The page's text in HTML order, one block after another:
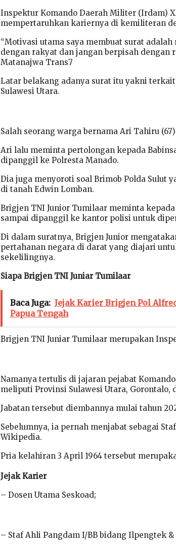
Inspektur Komando Daerah Militer (Irdam)
mempertaruhkan kariernya di kemiliteran
“Motivasi utama saya membuat surat
dengan rakyat dan jangan berpisah dengan
Matanajwa Trans7
Latar belakang adanya surat itu yakni
Sulawesi Utara.
Salah seorang warga bernama Ari Tahiru
Ari lalu meminta pertolongan kepada
dipanggil ke Polresta Manado.
Dia juga menyoroti soal Brimob Polda Sulut
di tanah Edwin Lomban.
Brigjen TNI Junior Tumilaar meminta
sampai dipanggil ke kantor polisi untuk
Di dalam suratnya, Brigjen Junior
pertahanan negara di darat yang diajari
sekelilingnya.
Siapa Brigjen TNI Juniar Tumilaar
Baca Juga: Jejak Karier Brigjen Pol
Papua Tengah
Brigjen TNI Juniar Tumilaar merupakan
Namanya tertulis di jajaran pejabat
meliputi Provinsi Sulawesi Utara, Gorontalo,
Jabatan tersebut diembannya mulai tahun
Sebelumnya, ia pernah menjabat sebagai
Wikipedia.
Pria kelahiran 3 April 1964 tersebut
Jejak Karier
– Dosen Utama Seskoad;
– Staf Ahli Pangdam I/BB bidang Ilpengtek &